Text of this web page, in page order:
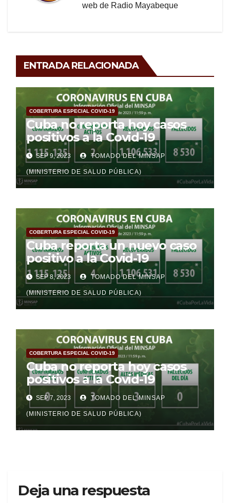
web de Radio Mayabeque
ENTRADA RELACIONADA
COBERTURA ESPECIAL COVID-19
Cuba no reporta hoy casos
positivos a la Covid-19
SEP 9, 2023 TOMADO DEL MINSAP
(MINISTERIO DE SALUD PÚBLICA)
COBERTURA ESPECIAL COVID-19
Cuba reporta un nuevo caso
positivo a la Covid-19
SEP 8, 2023 TOMADO DEL MINSAP
(MINISTERIO DE SALUD PÚBLICA)
COBERTURA ESPECIAL COVID-19
Cuba no reporta hoy casos
positivos a la Covid-19
SEP 7, 2023 TOMADO DEL MINSAP
(MINISTERIO DE SALUD PÚBLICA)
Deja una respuesta